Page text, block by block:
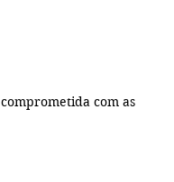
comprometida com as